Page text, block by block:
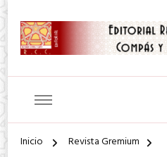
Inicio
Revista Gremium